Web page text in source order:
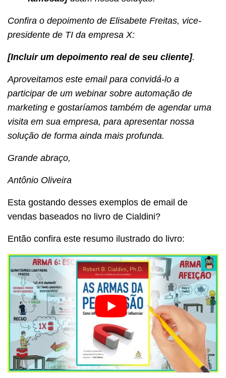
Confira o depoimento de Elisabete Freitas, vice-
presidente de TI da empresa X:
[Incluir um depoimento real de seu cliente].
Aproveitamos este email para convidá-lo a
participar de um webinar sobre automação de
marketing e gostaríamos também de agendar uma
visita em sua empresa, para apresentar nossa
solução de forma ainda mais profunda.
Grande abraço,
Antônio Oliveira
Esta gostando desses exemplos de email de
vendas baseados no livro de Cialdini?
Então confira este resumo ilustrado do livro: